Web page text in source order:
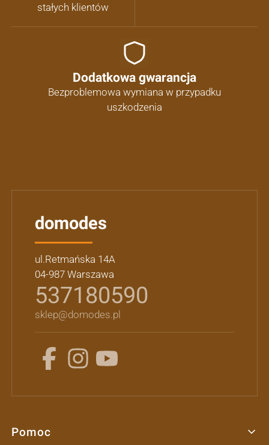
stałych klientów
Dodatkowa gwarancja
Bezproblemowa wymiana w przypadku
uszkodzenia
domodes
ul.Retmańska 14A
04-987 Warszawa
537180590
sklep@domodes.pl
Linki w stopce
Pomoc